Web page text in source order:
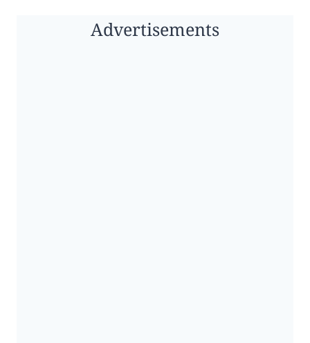
Advertisements